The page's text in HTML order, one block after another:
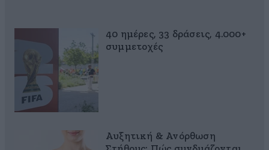
40 ημέρες, 33 δράσεις, 4.000+
συμμετοχές
Αυξητική & Ανόρθωση